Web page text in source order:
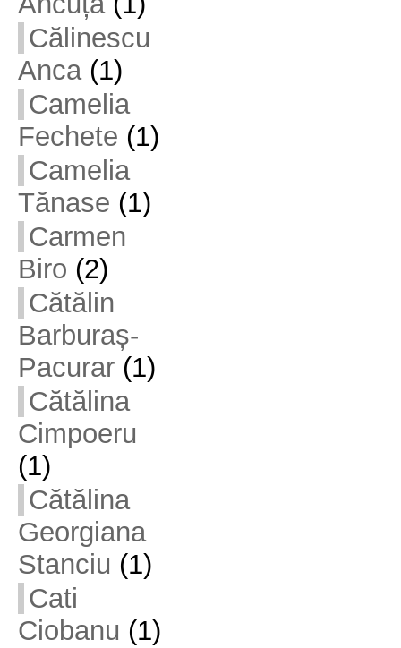
Călinescu
Anca(1)
Camelia
Fechete (1)
Camelia
Tănase (1)
Carmen
Biro (2)
Cătălin
Barburaș-
Pacurar(1)
Cătălina
Cimpoeru
(1)
Cătălina
Georgiana
Stanciu (1)
Cati
Ciobanu (1)